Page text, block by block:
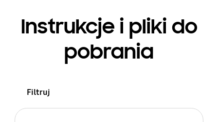
Instrukcje i pliki do
pobrania
Filtruj